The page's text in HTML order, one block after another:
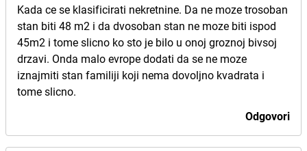
Kada ce se klasificirati nekretnine. Da ne moze trosoban
stan biti 48 m2 i da dvosoban stan ne moze biti ispod
45m2 i tome slicno ko sto je bilo u onoj groznoj bivsoj
drzavi. Onda malo evrope dodati da se ne moze
iznajmiti stan familiji koji nema dovoljno kvadrata i
tome slicno.
Odgovori